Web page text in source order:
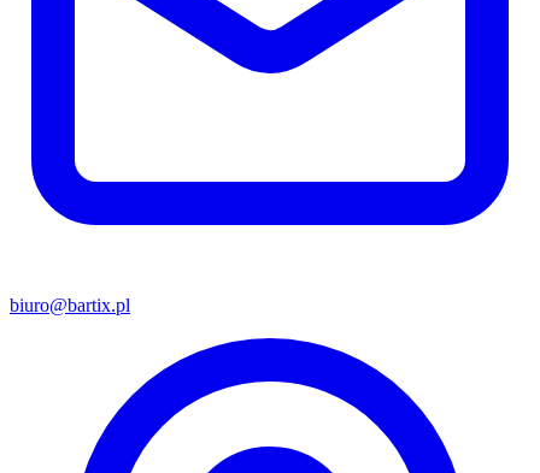
biuro@bartix.pl